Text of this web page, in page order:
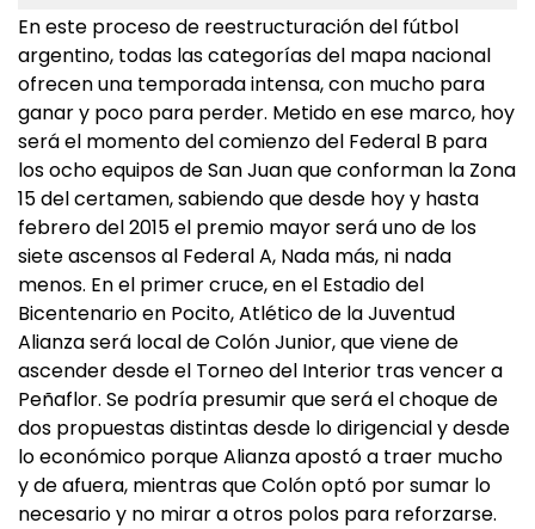
En este proceso de reestructuración del fútbol
argentino, todas las categorías del mapa nacional
ofrecen una temporada intensa, con mucho para
ganar y poco para perder. Metido en ese marco, hoy
será el momento del comienzo del Federal B para
los ocho equipos de San Juan que conforman la Zona
15 del certamen, sabiendo que desde hoy y hasta
febrero del 2015 el premio mayor será uno de los
siete ascensos al Federal A, Nada más, ni nada
menos. En el primer cruce, en el Estadio del
Bicentenario en Pocito, Atlético de la Juventud
Alianza será local de Colón Junior, que viene de
ascender desde el Torneo del Interior tras vencer a
Peñaflor. Se podría presumir que será el choque de
dos propuestas distintas desde lo dirigencial y desde
lo económico porque Alianza apostó a traer mucho
y de afuera, mientras que Colón optó por sumar lo
necesario y no mirar a otros polos para reforzarse.